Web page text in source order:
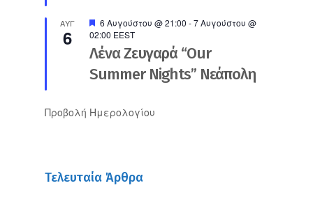
ΑΥΓ
6
Προτεινόμενο
6 Αυγούστου @ 21:00 -7 Αυγούστου @
02:00 EEST
Λένα Ζευγαρά “Our
Summer Nights” Νεάπολη
Προβολή Ημερολογίου
Τελευταία Άρθρα